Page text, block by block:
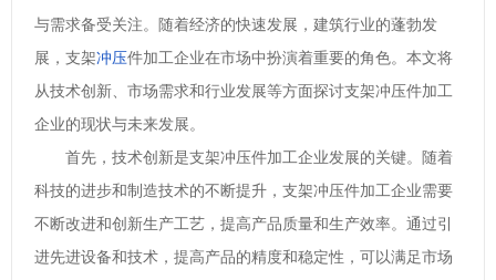
与需求备受关注。随着经济的快速发展，建筑行业的蓬勃发
展，支架冲压件加工企业在市场中扮演着重要的角色。本文将
从技术创新、市场需求和行业发展等方面探讨支架冲压件加工
企业的现状与未来发展。
首先，技术创新是支架冲压件加工企业发展的关键。随着
科技的进步和制造技术的不断提升，支架冲压件加工企业需要
不断改进和创新生产工艺，提高产品质量和生产效率。通过引
进先进设备和技术，提高产品的精度和稳定性，可以满足市场